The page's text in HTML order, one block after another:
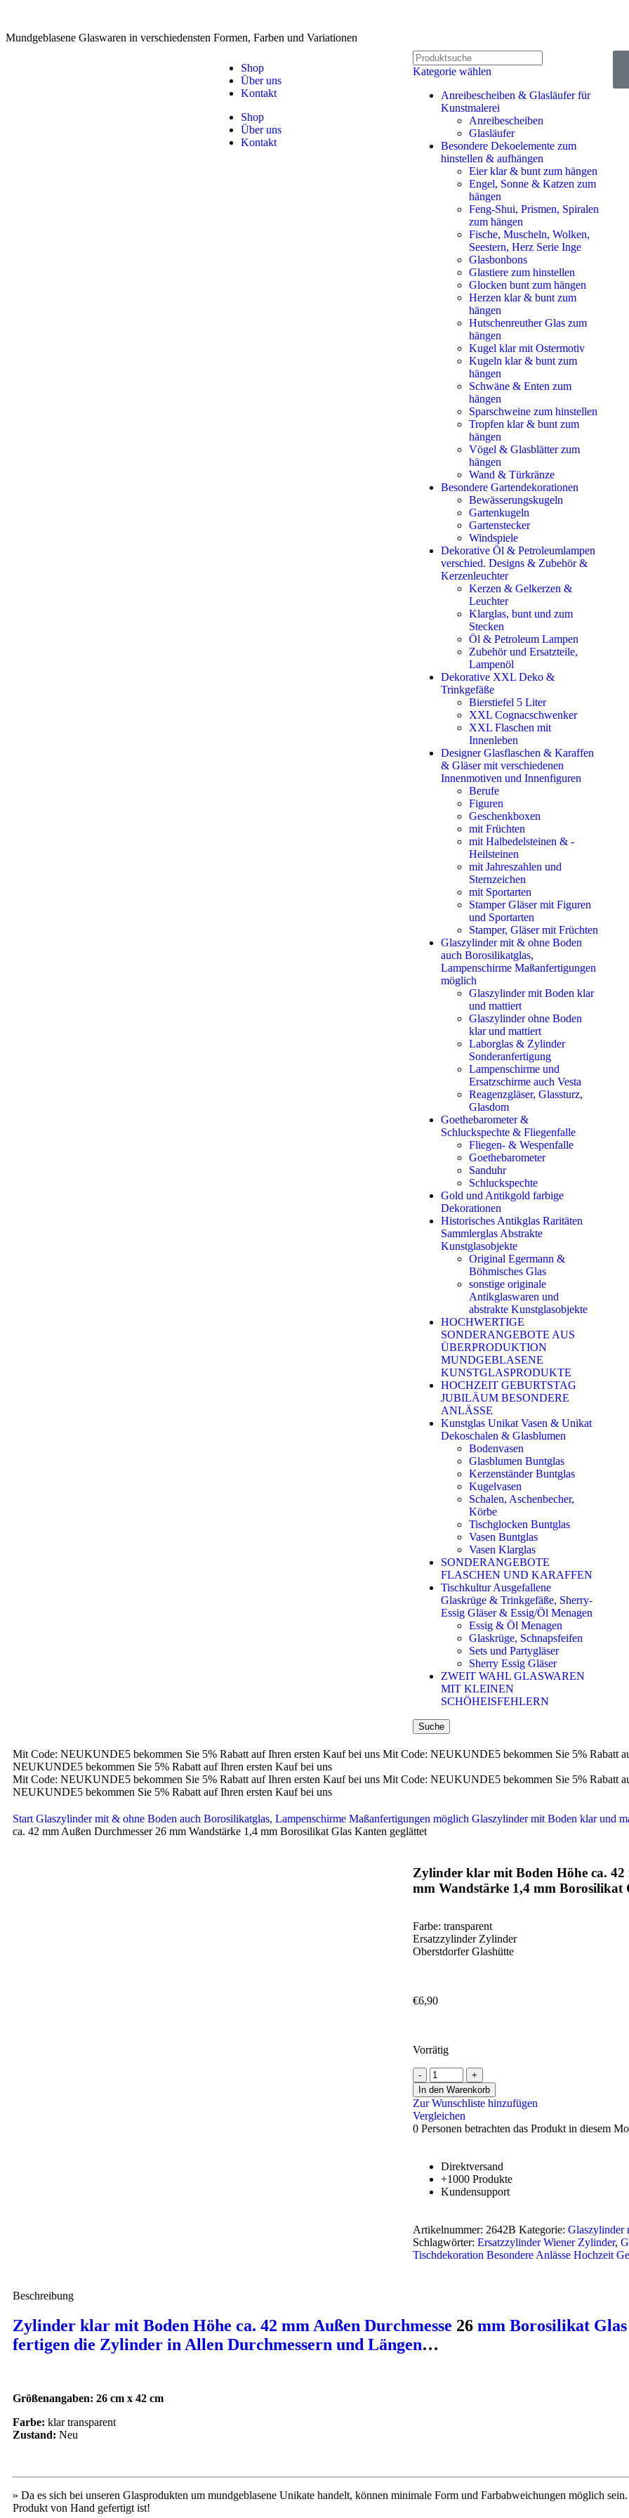
Mundgeblasene Glaswaren in verschiedensten Formen, Farben und Variationen
Shop
Über uns
Kontakt
Shop
Über uns
Kontakt
Kategorie wählen
Anreibescheiben & Glasläufer für
Kunstmalerei
Anreibescheiben
Glasläufer
Besondere Dekoelemente zum
hinstellen & aufhängen
Eier klar & bunt zum hängen
Engel, Sonne & Katzen zum
hängen
Feng-Shui, Prismen, Spiralen
zum hängen
Fische, Muscheln, Wolken,
Seestern, Herz Serie Inge
Glasbonbons
Glastiere zum hinstellen
Glocken bunt zum hängen
Herzen klar & bunt zum
hängen
Hutschenreuther Glas zum
hängen
Kugel klar mit Ostermotiv
Kugeln klar & bunt zum
hängen
Schwäne & Enten zum
hängen
Sparschweine zum hinstellen
Tropfen klar & bunt zum
hängen
Vögel & Glasblätter zum
hängen
Wand & Türkränze
Besondere Gartendekorationen
Bewässerungskugeln
Gartenkugeln
Gartenstecker
Windspiele
Dekorative Öl & Petroleumlampen
verschied. Designs & Zubehör &
Kerzenleuchter
Kerzen & Gelkerzen &
Leuchter
Klarglas, bunt und zum
Stecken
Öl & Petroleum Lampen
Zubehör und Ersatzteile,
Lampenöl
Dekorative XXL Deko &
Trinkgefäße
Bierstiefel 5 Liter
XXL Cognacschwenker
XXL Flaschen mit
Innenleben
Designer Glasflaschen & Karaffen
& Gläser mit verschiedenen
Innenmotiven und Innenfiguren
Berufe
Figuren
Geschenkboxen
mit Früchten
mit Halbedelsteinen & -
Heilsteinen
mit Jahreszahlen und
Sternzeichen
mit Sportarten
Stamper Gläser mit Figuren
und Sportarten
Stamper, Gläser mit Früchten
Glaszylinder mit & ohne Boden
auch Borosilikatglas,
Lampenschirme Maßanfertigungen
möglich
Glaszylinder mit Boden klar
und mattiert
Glaszylinder ohne Boden
klar und mattiert
Laborglas & Zylinder
Sonderanfertigung
Lampenschirme und
Ersatzschirme auch Vesta
Reagenzgläser, Glassturz,
Glasdom
Goethebarometer &
Schluckspechte & Fliegenfalle
Fliegen- & Wespenfalle
Goethebarometer
Sanduhr
Schluckspechte
Gold und Antikgold farbige
Dekorationen
Historisches Antikglas Raritäten
Sammlerglas Abstrakte
Kunstglasobjekte
Original Egermann &
Böhmisches Glas
sonstige originale
Antikglaswaren und
abstrakte Kunstglasobjekte
HOCHWERTIGE
SONDERANGEBOTE AUS
ÜBERPRODUKTION
MUNDGEBLASENE
KUNSTGLASPRODUKTE
HOCHZEIT GEBURTSTAG
JUBILÄUM BESONDERE
ANLÄSSE
Kunstglas Unikat Vasen & Unikat
Dekoschalen & Glasblumen
Bodenvasen
Glasblumen Buntglas
Kerzenständer Buntglas
Kugelvasen
Schalen, Aschenbecher,
Körbe
Tischglocken Buntglas
Vasen Buntglas
Vasen Klarglas
SONDERANGEBOTE
FLASCHEN UND KARAFFEN
Tischkultur Ausgefallene
Glaskrüge & Trinkgefäße, Sherry-
Essig Gläser & Essig/Öl Menagen
Essig & Öl Menagen
Glaskrüge, Schnapsfeifen
Sets und Partygläser
Sherry Essig Gläser
ZWEIT WAHL GLASWAREN
MIT KLEINEN
SCHÖHEISFEHLERN
Suche
Mit Code: NEUKUNDE5 bekommen Sie 5% Rabatt auf Ihren ersten Kauf bei uns Mit Code: NEUKUNDE5 bekommen Sie 5% Rabatt
NEUKUNDE5 bekommen Sie 5% Rabatt auf Ihren ersten Kauf bei uns
Mit Code: NEUKUNDE5 bekommen Sie 5% Rabatt auf Ihren ersten Kauf bei uns Mit Code: NEUKUNDE5 bekommen Sie 5% Rabatt
NEUKUNDE5 bekommen Sie 5% Rabatt auf Ihren ersten Kauf bei uns
Start Glaszylinder mit & ohne Boden auch Borosilikatglas, Lampenschirme Maßanfertigungen möglich Glaszylinder mit Boden klar und
ca. 42 mm Außen Durchmesser 26 mm Wandstärke 1,4 mm Borosilikat Glas Kanten geglättet
Zylinder klar mit Boden Höhe ca. 42
mm Wandstärke 1,4 mm Borosilikat
Farbe: transparent
Ersatzzylinder Zylinder
Oberstdorfer Glashütte
€6,90
Vorrätig
In den Warenkorb
Zur Wunschliste hinzufügen
Vergleichen
0 Personen betrachten das Produkt in diesem
Direktversand
+1000 Produkte
Kundensupport
Artikelnummer: 2642B Kategorie: Glaszylinder
Schlagwörter: Ersatzzylinder Wiener Zylinder,
Tischdekoration Besondere Anlässe Hochzeit
Beschreibung
Zylinder klar mit Boden Höhe ca. 42 mm Außen Durchmesse 26 mm Borosilikat
fertigen die Zylinder in Allen Durchmessern und Längen…
Größenangaben: 26 cm x 42 cm
Farbe: klar transparent
Zustand: Neu
» Da es sich bei unseren Glasprodukten um mundgeblasene Unikate handelt, können minimale Form und Farbabweichungen möglich
Produkt von Hand gefertigt ist!